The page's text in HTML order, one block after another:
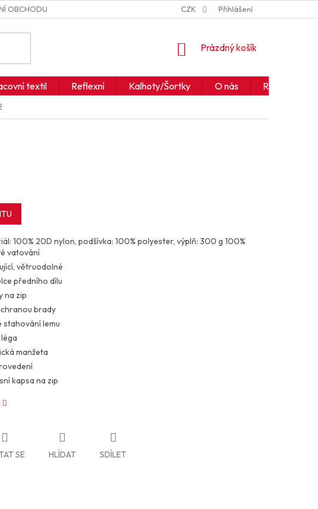
OBCHODU JAK ČÍST IKONY A SYMBOLY OBCHODNÍ
CZK Přihlášení
NÁKUPNÍ
Prázdný košík
textil Reflexní Kalhoty/Šortky O nás Realizace
100% 20D nylon, podšívka: 100% polyester, výplň: 300 g 100%
vatování
větruodolné
předního dílu
na zip
brady
stahování lemu
manžeta
kapsa na zip
SE HLÍDAT SDÍLET